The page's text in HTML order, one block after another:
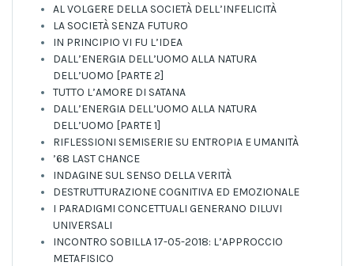
AL VOLGERE DELLA SOCIETÀ DELL’INFELICITÀ
LA SOCIETÀ SENZA FUTURO
IN PRINCIPIO VI FU L’IDEA
DALL’ENERGIA DELL’UOMO ALLA NATURA
DELL’UOMO [PARTE 2]
TUTTO L’AMORE DI SATANA
DALL’ENERGIA DELL’UOMO ALLA NATURA
DELL’UOMO [PARTE 1]
RIFLESSIONI SEMISERIE SU ENTROPIA E UMANITÀ
’68 LAST CHANCE
INDAGINE SUL SENSO DELLA VERITÀ
DESTRUTTURAZIONE COGNITIVA ED EMOZIONALE
I PARADIGMI CONCETTUALI GENERANO DILUVI
UNIVERSALI
INCONTRO SOBILLA 17-05-2018: L’APPROCCIO
METAFISICO